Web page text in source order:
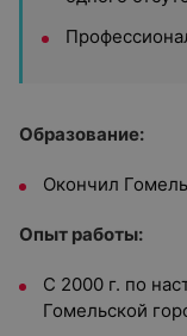
Образование:
Окончил
Опыт работы:
С 2000 г. по
Гомельской